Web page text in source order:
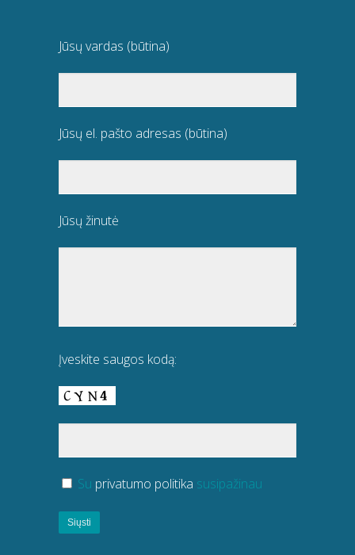
Jūsų vardas (būtina)
Jūsų el. pašto adresas (būtina)
Jūsų žinutė
Įveskite saugos kodą:
Su privatumo politika susipažinau